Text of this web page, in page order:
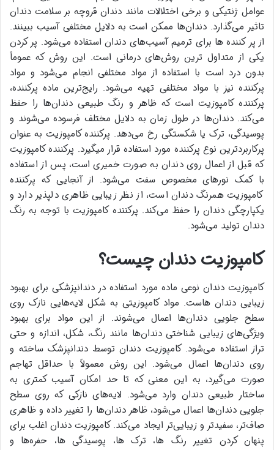
عوامل ژنتیکی و برخی اختلالات مانند دندان قروچه بر سلامت دندان
تاثیر می‌گذارد. دندان‌ها ممکن است به دلایل مختلفی آسیب ببینند.
از پر کننده ها برای ترمیم آسیب‌های دندان استفاده می‌شود. پر کردن
یکی از متداول ترین روش‌های درمانی است. این روش که عموماً
بدون درد است با استفاده از مواد مختلفی انجام می‌شود و مواد
پرکننده نیز با مواد مختلفی تهیه می‌شود. رایج‌ترین ماده پرکننده،
پرکننده کامپوزیت است که ظاهر و رنگ طبیعی دندان‌ها را حفظ
می‌کند. دندان‌ها در طول زمان به دلایل مختلف فرسوده می‌شوند و
پوسیدگی، ترک یا شکستگی رخ می‌دهد. پرکننده کامپوزیت به عنوان
پرکاربردترین نوع پرکننده مورد استفاده قرار میگیرد. پرکننده کامپوزیت
که قبل از اعمال روی دندان به صورت خمیری است، پس از استفاده
با کمک نورهای مخصوص سفت می‌شود. از آنجایی که پرکننده
کامپوزیت همرنگ دندان است، از نظر زیبایی ظاهری دلپذیر دارد و
یکپارچگی دندان را حفظ می‌کند. پرکننده کامپوزیت با توجه به رنگ
دندان تولید می‌شود.
کامپوزیت دندان چیست؟
کامپوزیت‌ دندان نوعی ماده مورد استفاده در دندانپزشکی برای بهبود
زیبایی دندان هاست. مواد کامپوزیتی به شکل لایه‌هایی نازک روی
سطح جلویی دندان‌ها اعمال می‌شوند. از این مواد برای بهبود
ویژگی‌های زیبایی شناختی دندان‌ها مانند رنگ، شکل، اندازه و حتی
تراز استفاده می‌شود. کامپوزیت دندان توسط دندانپزشک ساخته و
روی دندان‌ها اعمال می‌شود. این روش معمولاً با حداقل تهاجم
صورت می‌گیرد، به این معنی که تا حد امکان آسیب کمتری به
ساختار طبیعی دندان وارد می‌شود. لایه‌های نازکی که روی سطح
جلویی دندان‌ها اعمال می‌شود، ظاهر دندان‌ها را تغییر داده و ظاهری
صاف‌تر، سفیدتر و زیبایی‌تر ایجاد می‌کند. کامپوزیت دندان اغلب برای
پنهان کردن تغییر رنگ ها، ترک ها، پوسیدگی ها، حفره‌ها و